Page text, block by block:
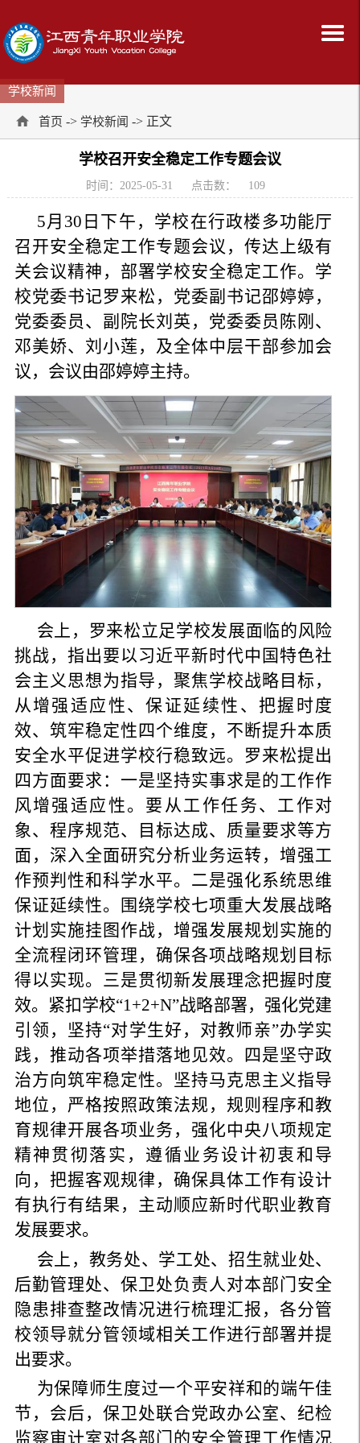
学校新闻
首页 -> 学校新闻 -> 正文
学校召开安全稳定工作专题会议
时间：2025-05-31 点击数： 109
5月30日下午，学校在行政楼多功能厅
召开安全稳定工作专题会议，传达上级有
关会议精神，部署学校安全稳定工作。学
校党委书记罗来松，党委副书记邵婷婷，
党委委员、副院长刘英，党委委员陈刚、
邓美娇、刘小莲，及全体中层干部参加会
议，会议由邵婷婷主持。
会上，罗来松立足学校发展面临的风险
挑战，指出要以习近平新时代中国特色社
会主义思想为指导，聚焦学校战略目标，
从增强适应性、保证延续性、把握时度
效、筑牢稳定性四个维度，不断提升本质
安全水平促进学校行稳致远。罗来松提出
四方面要求：一是坚持实事求是的工作作
风增强适应性。要从工作任务、工作对
象、程序规范、目标达成、质量要求等方
面，深入全面研究分析业务运转，增强工
作预判性和科学水平。二是强化系统思维
保证延续性。围绕学校七项重大发展战略
计划实施挂图作战，增强发展规划实施的
全流程闭环管理，确保各项战略规划目标
得以实现。三是贯彻新发展理念把握时度
效。紧扣学校“1+2+N”战略部署，强化党建
引领，坚持“对学生好，对教师亲”办学实
践，推动各项举措落地见效。四是坚守政
治方向筑牢稳定性。坚持马克思主义指导
地位，严格按照政策法规，规则程序和教
育规律开展各项业务，强化中央八项规定
精神贯彻落实，遵循业务设计初衷和导
向，把握客观规律，确保具体工作有设计
有执行有结果，主动顺应新时代职业教育
发展要求。
会上，教务处、学工处、招生就业处、
后勤管理处、保卫处负责人对本部门安全
隐患排查整改情况进行梳理汇报，各分管
校领导就分管领域相关工作进行部署并提
出要求。
为保障师生度过一个平安祥和的端午佳
节，会后，保卫处联合党政办公室、纪检
监察审计室对各部门的安全管理工作情况